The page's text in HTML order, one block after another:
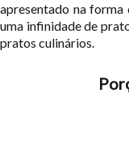
apresentado na
uma infinidade de
pratos culinários.